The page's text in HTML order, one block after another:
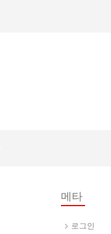
메타
로그인